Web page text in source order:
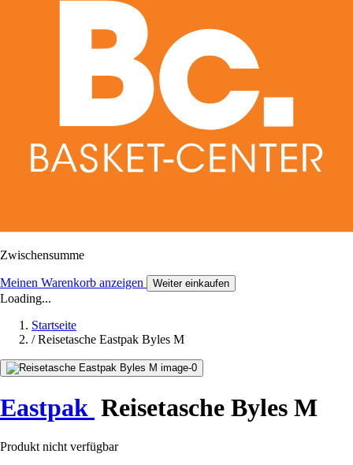
Zwischensumme
Meinen Warenkorb anzeigen Weiter einkaufen
Loading...
Startseite
/ Reisetasche Eastpak Byles M
Eastpak Reisetasche Byles M
Produkt nicht verfügbar